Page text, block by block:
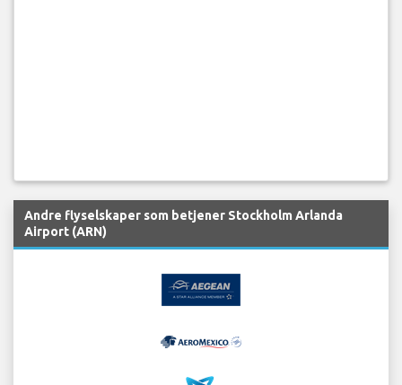
Andre flyselskaper som betjener Stockholm Arlanda
Airport (ARN)